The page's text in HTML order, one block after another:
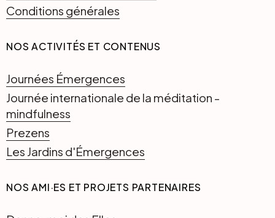
Conditions générales
NOS ACTIVITÉS ET CONTENUS
Journées Émergences
Journée internationale de la méditation -
mindfulness
Prezens
Les Jardins d'Émergences
NOS AMI·ES ET PROJETS PARTENAIRES